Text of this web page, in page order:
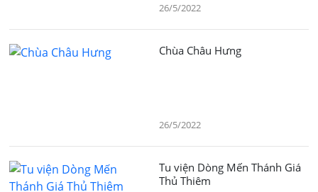
26/5/2022
Chùa Châu Hưng
26/5/2022
Tu viện Dòng Mến Thánh Giá
Thủ Thiêm